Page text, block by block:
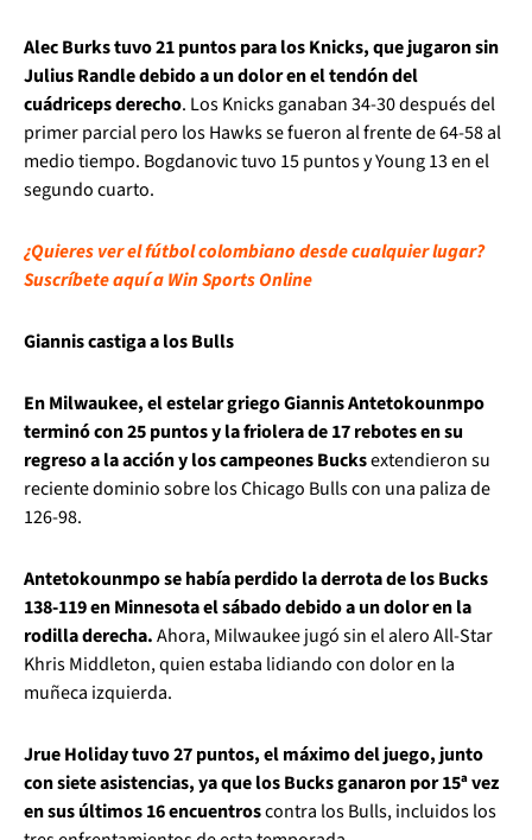
Alec Burks tuvo 21 puntos para los Knicks, que jugaron sin
Julius Randle debido a un dolor en el tendón del
cuádriceps derecho. Los Knicks ganaban 34-30 después del
primer parcial pero los Hawks se fueron al frente de 64-58 al
medio tiempo. Bogdanovic tuvo 15 puntos y Young 13 en el
segundo cuarto.
¿Quieres ver el fútbol colombiano desde cualquier lugar?
Suscríbete aquí a Win Sports Online
Giannis castiga a los Bulls
En Milwaukee, el estelar griego Giannis Antetokounmpo
terminó con 25 puntos y la friolera de 17 rebotes en su
regreso a la acción y los campeones Bucksextendieron su
reciente dominio sobre los Chicago Bulls con una paliza de
126-98.
Antetokounmpo se había perdido la derrota de los Bucks
138-119 en Minnesota el sábado debido a un dolor en la
rodilla derecha.Ahora, Milwaukee jugó sin el alero All-Star
Khris Middleton, quien estaba lidiando con dolor en la
muñeca izquierda.
Jrue Holiday tuvo 27 puntos, el máximo del juego, junto
con siete asistencias, ya que los Bucks ganaron por 15ª vez
en sus últimos 16 encuentroscontra los Bulls, incluidos los